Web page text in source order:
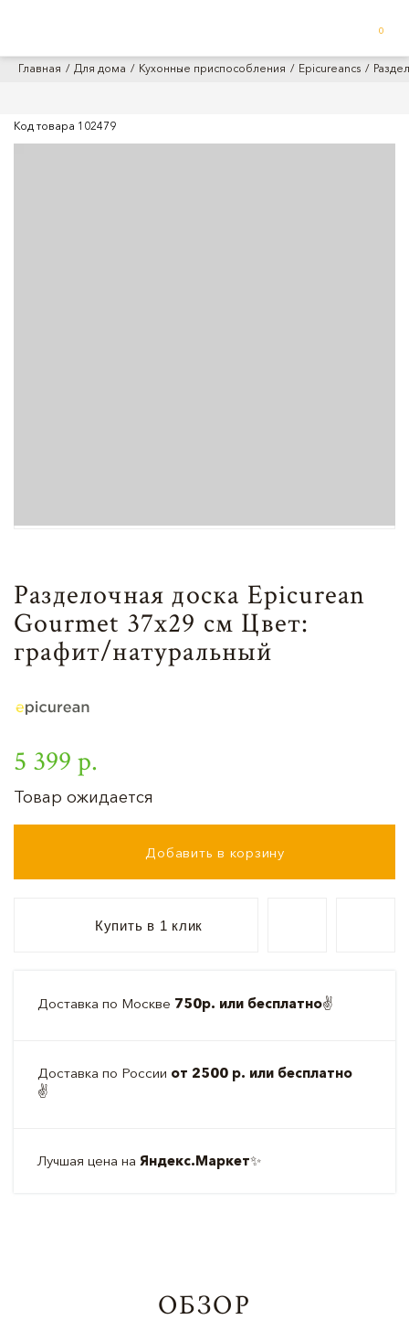
0
Главная Для дома Кухонные приспособления Epicureancs
Код товара 102479
Разделочная доска Epicurean
Gourmet 37х29 см Цвет:
графит/натуральный
5 399 р.
Товар ожидается
Добавить в корзину
Купить в 1 клик
Доставка по Москве 750р. или бесплатно✌️
Доставка по России от 2500 р. или бесплатно
✌️
Лучшая цена на Яндекс.Маркет✨
ОБЗОР